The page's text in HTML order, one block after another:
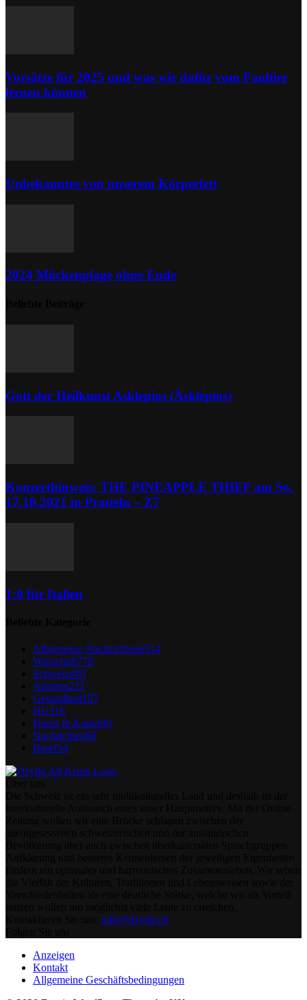
Vorsätze für 2025 und was wir dafür vom Faultier
lernen können
Unbekanntes von unserem Körperfett
2024 Mückenplage ohne Ende
Gott der Heilkunst Asklepios (Äsklepios)
Konzerthinweis: THE PINEAPPLE THIEF am So.
17.10.2021 in Pratteln – Z7
1:0 für Italien
Allgemeine Nachrichten6514
Wirtschaft778
Schweiz405
Autoren221
Gesundheit197
HG116
Kunst & Kultur90
Nachrichten68
Basel54
info@dzytig.ch
Anzeigen
Kontakt
Allgemeine Geschäftsbedingungen